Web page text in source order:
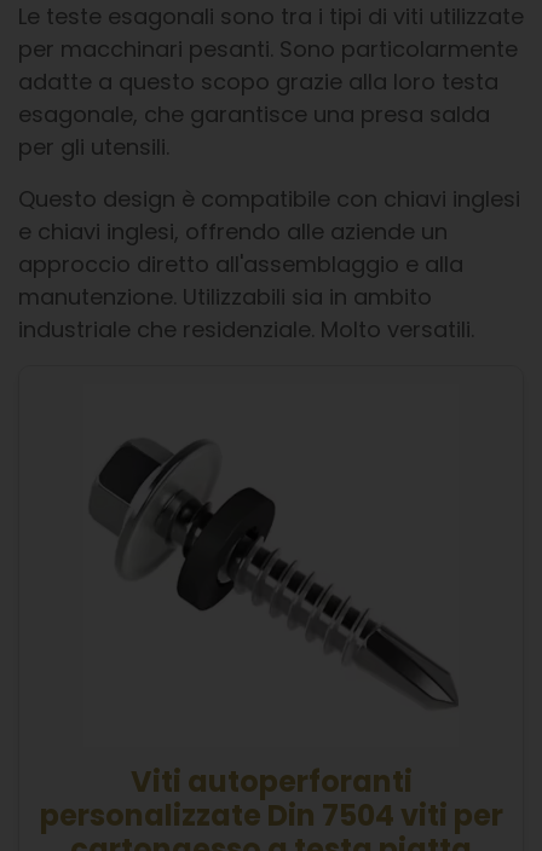
Le teste esagonali sono tra i tipi di viti utilizzate
per macchinari pesanti. Sono particolarmente
adatte a questo scopo grazie alla loro testa
esagonale, che garantisce una presa salda
per gli utensili.
Questo design è compatibile con chiavi inglesi
e chiavi inglesi, offrendo alle aziende un
approccio diretto all'assemblaggio e alla
manutenzione. Utilizzabili sia in ambito
industriale che residenziale. Molto versatili.
Viti autoperforanti
personalizzate Din 7504 viti per